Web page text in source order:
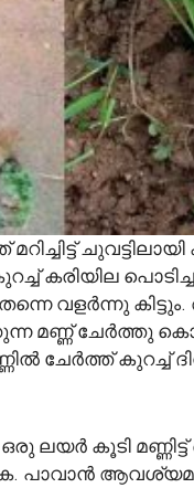
കരിയില
തന്നെ വളർന്നു
മണ്ണ്
ചേർത്ത് കുറച്ച്
ലയർ കൂടി
പാവാൻ